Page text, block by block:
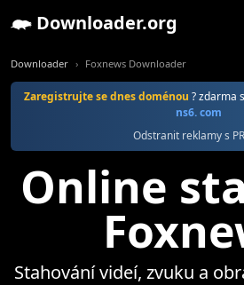
Downloader.org
Downloader Foxnews Downloader
Zaregistrujte se dnes doménou ? zdarma
ns6. com
Odstranit reklamy s
Online
Stahování videí, zvuku a